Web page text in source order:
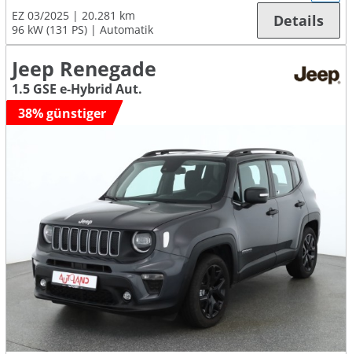
EZ 03/2025
20.281 km
96 kW (131 PS)
Automatik Details
Jeep Renegade
1.5 GSE e-Hybrid Aut.
38% günstiger